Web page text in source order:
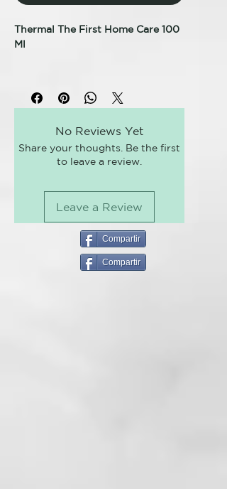
Thermal The First Home Care 100
Ml
y disciplinado. Tiene aminoácidos
cutícula para asegurar una mejor
adherencia en las fibras del
cabello. Protección solar y térmica
Anti Frizz — Aminoácidos — Brillo
espejo — D-Pantenol — Anti
humedad — Protector térmico —
Ligereza — Facilita el secado —
No Reviews Yet
Share your thoughts. Be the first
to leave a review.
Leave a Review
Compartir
Compartir